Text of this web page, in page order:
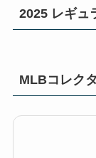
2025 レギュ
MLBコレク